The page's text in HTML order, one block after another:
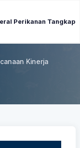
Perikanan Tangkap
Kinerja